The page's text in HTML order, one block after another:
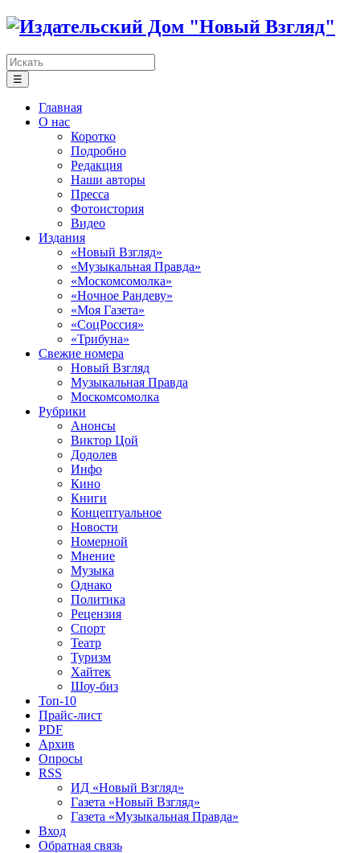
☰
Главная
О нас
Коротко
Подробно
Редакция
Наши авторы
Пресса
Фотоистория
Видео
Издания
«Новый Взгляд»
«Музыкальная Правда»
«Москомсомолка»
«Ночное Рандеву»
«Моя Газета»
«СоцРоссия»
«Трибуна»
Свежие номера
Новый Взгляд
Музыкальная Правда
Москомсомолка
Рубрики
Анонсы
Виктор Цой
Додолев
Инфо
Кино
Книги
Концептуальное
Новости
Номерной
Мнение
Музыка
Однако
Политика
Рецензия
Спорт
Театр
Туризм
Хайтек
Шоу-биз
Топ-10
Прайс-лист
PDF
Архив
Опросы
RSS
ИД «Новый Взгляд»
Газета «Новый Взгляд»
Газета «Музыкальная Правда»
Вход
Обратная связь